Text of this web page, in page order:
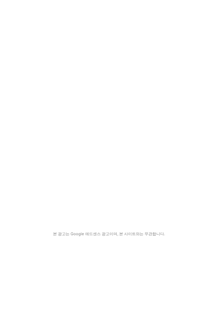
본 광고는 Google 애드센스 광고이며, 본 사이트와는 무관합니다.